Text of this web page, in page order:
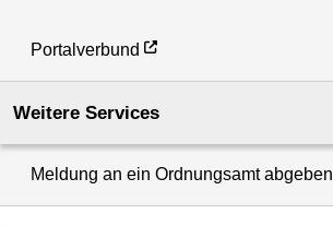
Portalverbund
Weitere Services
Meldung an ein Ordnungsamt abgeben